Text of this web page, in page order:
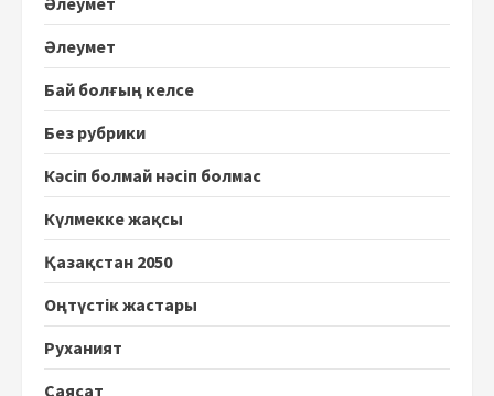
Әлеумет
Бай болғың келсе
Без рубрики
Кәсіп болмай нәсіп болмас
Күлмекке жақсы
Қазақстан 2050
Оңтүстік жастары
Руханият
Саясат